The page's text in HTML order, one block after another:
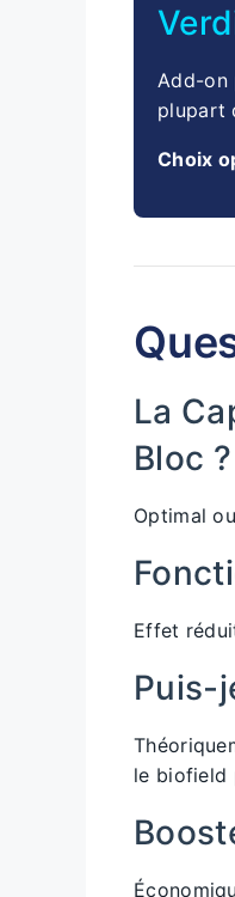
Add-on
plupart
Choix
La
Bloc ?
Optimal
Effet
Puis-
le biofield